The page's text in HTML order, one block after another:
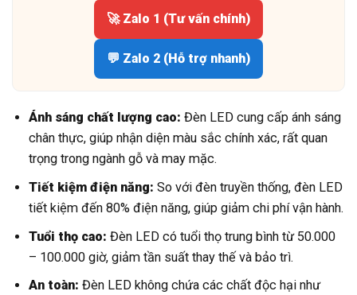
🚀 Zalo 1 (Tư vấn chính)
💬 Zalo 2 (Hỗ trợ nhanh)
Ánh sáng chất lượng cao: Đèn LED cung cấp ánh sáng
chân thực, giúp nhận diện màu sắc chính xác, rất quan
trọng trong ngành gỗ và may mặc.
Tiết kiệm điện năng: So với đèn truyền thống, đèn LED
tiết kiệm đến 80% điện năng, giúp giảm chi phí vận hành.
Tuổi thọ cao: Đèn LED có tuổi thọ trung bình từ 50.000
– 100.000 giờ, giảm tần suất thay thế và bảo trì.
An toàn: Đèn LED không chứa các chất độc hại như